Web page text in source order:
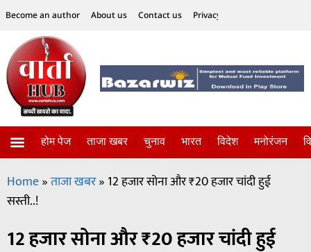
Become an author About us Contact us Privacy Policy
होम पेज ताजा खबर चुनाव भारत विदेश मनोरंजन
Home»ताजा खबर» 12 हजार सोना और ₹20 हजार चांदी हुई
सस्ती..!
12 हजार सोना और ₹20 हजार चांदी हुई